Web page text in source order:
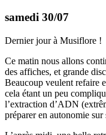
samedi 30/07
Dernier jour à Musiflore !
Ce matin nous allons
des affiches, et grande
Beaucoup veulent refaire
cela étant un peu
l’extraction d’ADN
préparer en autonomie